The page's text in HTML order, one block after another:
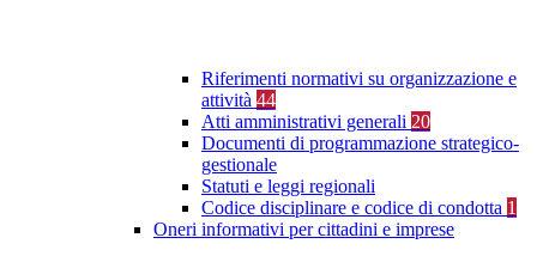
Riferimenti normativi su organizzazione e
attività 44
Atti amministrativi generali 20
Documenti di programmazione strategico-
gestionale
Statuti e leggi regionali
Codice disciplinare e codice di condotta 1
Oneri informativi per cittadini e imprese